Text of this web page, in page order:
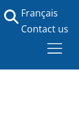
Français
Contact us